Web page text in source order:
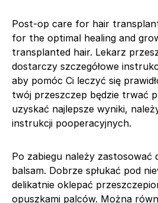
Post-op care for hair
for the optimal healing and
transplanted hair. Lekarz
dostarczy szczegółowe
aby pomóc Ci leczyć się
twój przeszczep będzie trwać
uzyskać najlepsze wyniki,
instrukcji pooperacyjnych.
Po zabiegu należy zastosować
balsam. Dobrze spłukać pod
delikatnie oklepać
opuszkami palców. Można